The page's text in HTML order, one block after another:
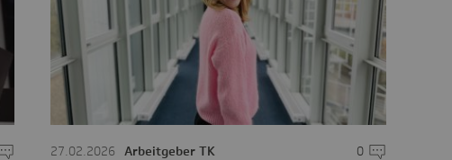
27.02.2026 Arbeitgeber TK 0Kommentare